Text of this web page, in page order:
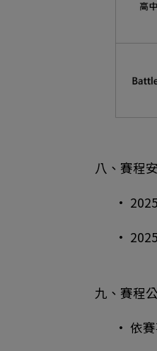
八、賽程
•
•
九、賽程
• 依